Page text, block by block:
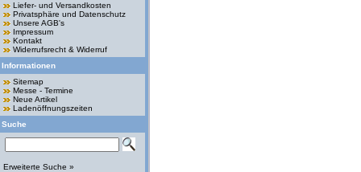
Liefer- und Versandkosten
Privatsphäre und Datenschutz
Unsere AGB's
Impressum
Kontakt
Widerrufsrecht & Widerruf
Informationen
Sitemap
Messe - Termine
Neue Artikel
Ladenöffnungszeiten
Suche
Erweiterte Suche »